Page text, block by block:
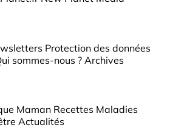
Protection des données
sommes-nous ? Archives
Maman Recettes Maladies
Actualités